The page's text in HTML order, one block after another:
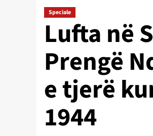
Speciale
Lufta në
Prengë
e tjerë
1944